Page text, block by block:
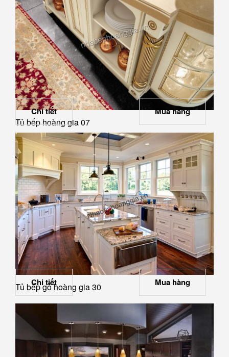
Tủ bếp hoàng gia 07
Chi tiết Mua hàng
Tủ bếp gỗ hoàng gia 30
Chi tiết Mua hàng